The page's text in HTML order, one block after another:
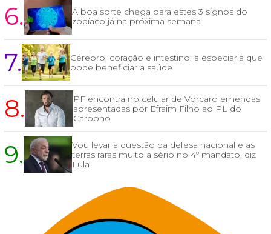
6.
A boa sorte chega para estes 3 signos do
zodíaco já na próxima semana
7.
Cérebro, coração e intestino: a especiaria que
pode beneficiar a saúde
8.
PF encontra no celular de Vorcaro emendas
apresentadas por Efraim Filho ao PL do
Carbono
9.
Vou levar a questão da defesa nacional e as
terras raras muito a sério no 4º mandato, diz
Lula